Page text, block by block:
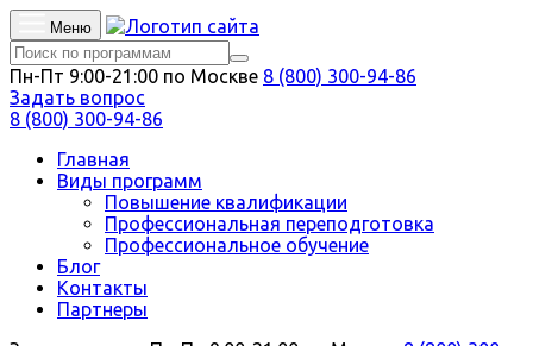
Меню
Пн-Пт 9:00-21:00 по Москве 8 (800) 300-94-86
Задать вопрос
8 (800) 300-94-86
Главная
Виды программ
Повышение квалификации
Профессиональная переподготовка
Профессиональное обучение
Блог
Контакты
Партнеры